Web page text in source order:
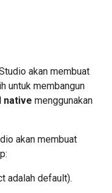
akan membuat
untuk membangun
native menggunakan
akan membuat
adalah default).